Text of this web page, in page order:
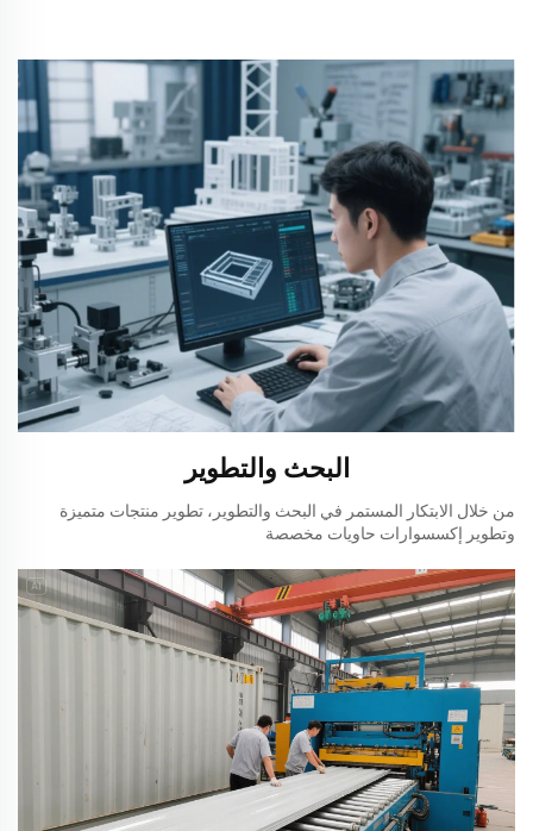
البحث والتطوير
من خلال الابتكار المستمر في البحث والتطوير، تطوير منتجات متميزة
وتطوير إكسسوارات حاويات مخصصة